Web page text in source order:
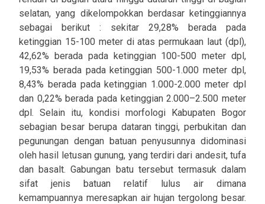
selatan, yang dikelompokkan berdasar ketinggiannya
sebagai berikut : sekitar 29,28% berada pada
ketinggian 15-100 meter di atas permukaan laut (dpl),
42,62% berada pada ketinggian 100-500 meter dpl,
19,53% berada pada ketinggian 500-1.000 meter dpl,
8,43% berada pada ketinggian 1.000-2.000 meter dpl
dan 0,22% berada pada ketinggian 2.000–2.500 meter
dpl. Selain itu, kondisi morfologi Kabupaten Bogor
sebagian besar berupa dataran tinggi, perbukitan dan
pegunungan dengan batuan penyusunnya didominasi
oleh hasil letusan gunung, yang terdiri dari andesit, tufa
dan basalt. Gabungan batu tersebut termasuk dalam
sifat jenis batuan relatif lulus air dimana
kemampuannya meresapkan air hujan tergolong besar.